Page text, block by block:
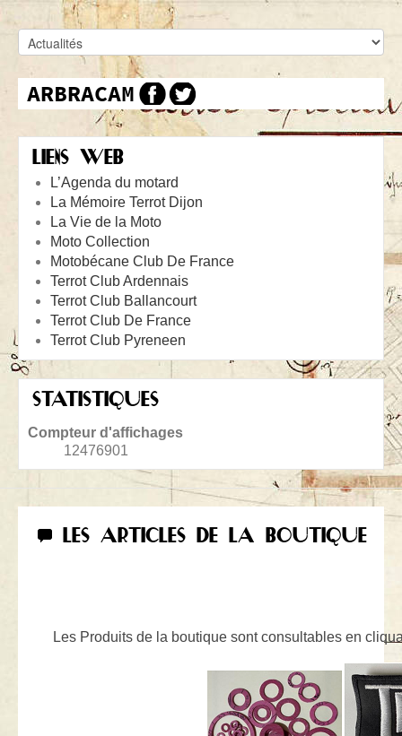
LIENS WEB
L’Agenda du motard
La Mémoire Terrot Dijon
La Vie de la Moto
Moto Collection
Motobécane Club De France
Terrot Club Ardennais
Terrot Club Ballancourt
Terrot Club De France
Terrot Club Pyreneen
STATISTIQUES
Compteur d'affichages
12476901
LES ARTICLES DE LA BOUTIQUE
Les Produits de la boutique sont consultables en